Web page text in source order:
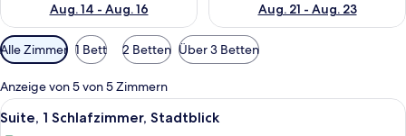
Aug. 14 - Aug. 16
Aug. 21 - Aug. 23
Verfügbare
Filter
für
Zimmer
Alle Zimmer 1 Bett 2 Betten Über 3 Betten
Anzeige von 5 von 5 Zimmern
Alle
Fotos
Suite, 1 Schlafzimmer, Stadtblick |
7
Suite, 1 Schlafzimmer, Stadtblick